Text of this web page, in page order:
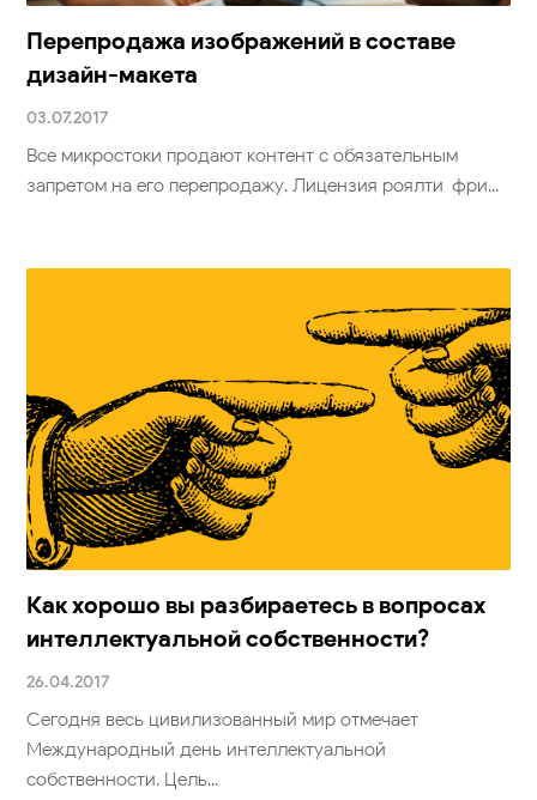
Перепродажа изображений в составе
дизайн-макета
03.07.2017
Все микростоки продают контент с обязательным
запретом на его перепродажу. Лицензия роялти-фри...
Как хорошо вы разбираетесь в вопросах
интеллектуальной собственности?
26.04.2017
Сегодня весь цивилизованный мир отмечает
Международный день интеллектуальной
собственности. Цель...